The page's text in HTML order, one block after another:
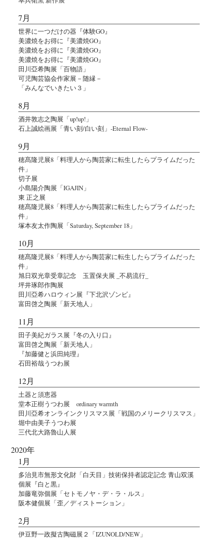
7月
世界に一つだけの器『体験GO』
美濃焼をお得に『美濃焼GO』
美濃焼をお得に『美濃焼GO』
美濃焼をお得に『美濃焼GO』
田川亞希陶展「百物語」
可児陶芸協会作家展－随縁－
「みんなでいきたい３」
8月
酒井敦志之陶展「up!up!」
石上誠絵画展「青い刻/白い刻」-Eternal Flow-
9月
穂髙隆児展8「料理人から陶芸家に転生したらプライムだった
件」
切子展
小島陽介陶展「IGAJIN」
東 正之展
穂髙隆児展8「料理人から陶芸家に転生したらプライムだった
件」
塚本友太作陶展「Saturday, September 18」
10月
穂髙隆児展8「料理人から陶芸家に転生したらプライムだった
件」
旭日双光章受章記念 玉置保夫展 _不易流行_
坪井琢郎作陶展
田川亞希ハロウィン展『下北沢ゾンビ』
富田啓之陶展「新天地人」
11月
田子美紀ガラス展『冬の入り口』
富田啓之陶展「新天地人」
『加藤健と浜田純理』
石田裕哉うつわ展
12月
土器と須恵器
堂本正樹うつわ展 ordinary warmth
田川亞希オンラインクリスマス展「戦国のメリークリスマス」
堀中由美子うつわ展
三代北大路魯山人展
2020年
1月
多治見市無形文化財「白天目」技術保持者認定記念 青山双溪
個展『白と黒』
加藤竜弥個展「セトモノヤ・デ・ラ・ルス」
阪本健個展「歪／ディストーション」
2月
伊豆野一政擬古陶磁展２「IZUNOLD/NEW」